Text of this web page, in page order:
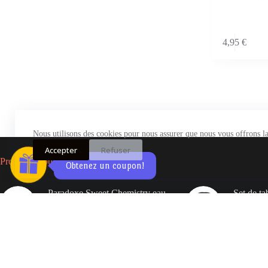
Nous utilisons des cookies pour nous assurer que nous vous offrons
Accepter Refuser
4,95€
Produits populaire
Paradoxe Sweet Chemistry eau
Set de
Obtenez un coupon!
1